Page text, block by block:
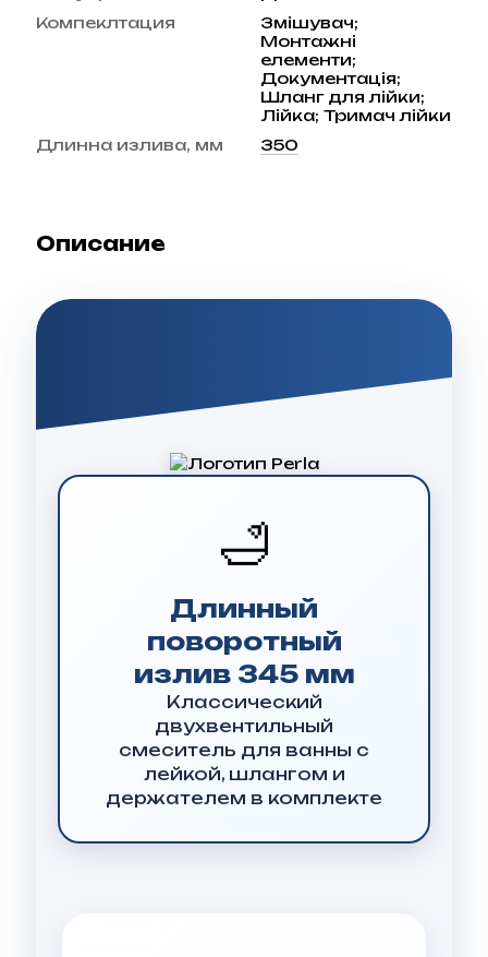
Компеклтация
Змішувач;
Монтажні
елементи;
Документація;
Шланг для лійки;
Лійка; Тримач лійки
Длинна излива, мм
350
Описание
🛁
Длинный
поворотный
излив 345 мм
Классический
двухвентильный
смеситель для ванны с
лейкой, шлангом и
держателем в комплекте